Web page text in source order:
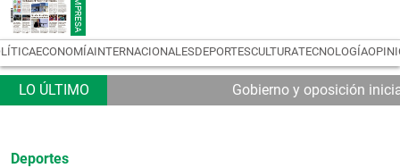
ECONOMÍAINTERNACIONALESDEPORTESCULTURATECNOLOGÍA
Gobierno y oposición
Deportes